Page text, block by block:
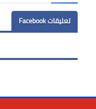
تعليقات Facebook